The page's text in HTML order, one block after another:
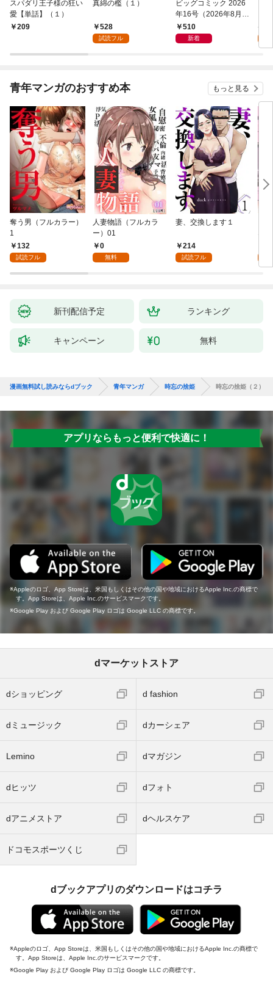
スパダリ王子様の狂い
愛【単話】（１）
209
真綿の檻（１）
528
試読フル
ビッグコミック 2026
年16号（2026年8月7
日発売）
510
新着
青年マンガのおすすめ本 もっと見る
奪う男（フルカラー）
1
132
試読フル
人妻物語（フルカラ
ー）01
0
無料
妻、交換します１
214
試読フル
な
新刊配信予定 ランキング
キャンペーン 無料
漫画無料試し読みならdブック 青年マンガ 時忘の捨姫 時忘の捨姫（２）
アプリならもっと便利で快適に！
Appleのロゴ、App Storeは、米国もしくはその他の国や地域におけるApple Inc.の商標で
す。App Storeは、Apple Inc.のサービスマークです。
Google Play および Google Play ロゴは Google LLC の商標です。
dマーケットストア
dショッピング d fashion
dミュージック dカーシェア
Lemino dマガジン
dヒッツ dフォト
dアニメストア dヘルスケア
ドコモスポーツくじ
dブックアプリのダウンロードはコチラ
Appleのロゴ、App Storeは、米国もしくはその他の国や地域におけるApple Inc.の商標で
す。App Storeは、Apple Inc.のサービスマークです。
Google Play および Google Play ロゴは Google LLC の商標です。